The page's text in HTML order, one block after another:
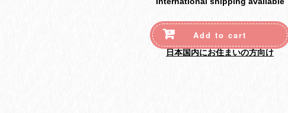
Add to cart
日本国内にお住まいの方向け